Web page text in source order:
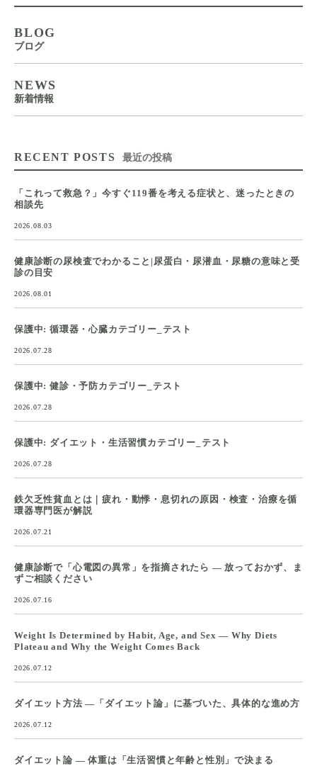
BLOG
ブログ
NEWS
新着情報
RECENT POSTS 最近の投稿
「これって救急？」今すぐ119番を考える症状と、迷ったときの
相談先
2026.08.03
健康診断の尿検査でわかること|尿蛋白・尿潜血・尿糖の意味と受
診の目安
2026.08.01
保護中: 循環器・心臓カテゴリー_テスト
2026.07.28
保護中: 健診・予防カテゴリー_テスト
2026.07.28
保護中: ダイエット・生活習慣カテゴリー_テスト
2026.07.28
鉄欠乏性貧血とは｜疲れ・動悸・息切れの原因・検査・治療を循
環器専門医が解説
2026.07.21
健康診断で「心電図の異常」を指摘されたら ― 放っておかず、ま
ずご相談ください
2026.07.16
Weight Is Determined by Habit, Age, and Sex — Why Diets
Plateau and Why the Weight Comes Back
2026.07.12
ダイエット方法 ―「ダイエット論」に基づいた、具体的な進め方
2026.07.12
ダイエット論 ― 体重は「生活習慣と年齢と性別」で決まる